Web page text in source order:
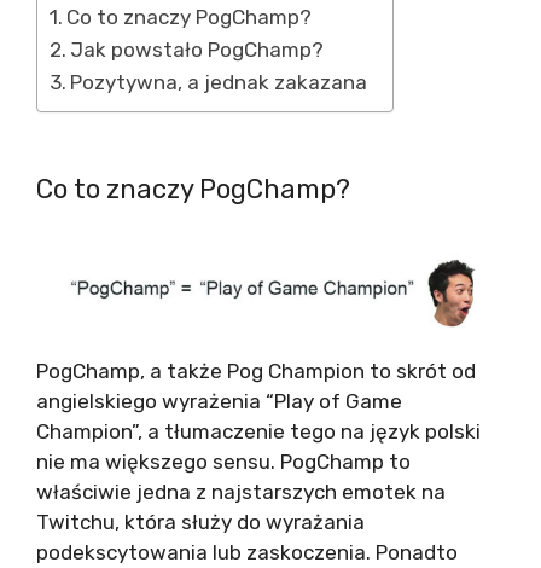
Co to znaczy PogChamp?
Jak powstało PogChamp?
Pozytywna, a jednak zakazana
Co to znaczy PogChamp?
PogChamp, a także Pog Champion to skrót od
angielskiego wyrażenia “Play of Game
Champion”, a tłumaczenie tego na język polski
nie ma większego sensu. PogChamp to
właściwie jedna z najstarszych emotek na
Twitchu, która służy do wyrażania
podekscytowania lub zaskoczenia. Ponadto